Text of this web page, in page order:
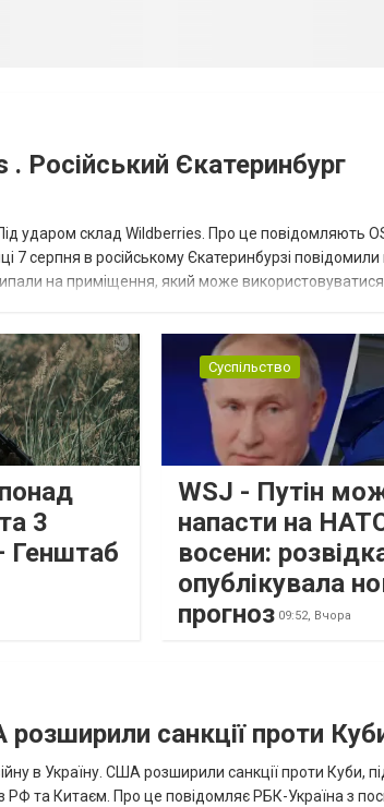
Російський Єкатеринбург
ударом склад Wildberries. Про це повідомляють
серпня в російському Єкатеринбурзі повідомили
на приміщення, який може
3
Генштаб
Суспільство
WSJ - Путін
напасти на
восени:
опублікувала
прогноз 09:52, Вчора
санкції проти
в Україну. США розширили санкції проти Куби,
РФ та Китаєм. Про це повідомляє РБК-Україна з